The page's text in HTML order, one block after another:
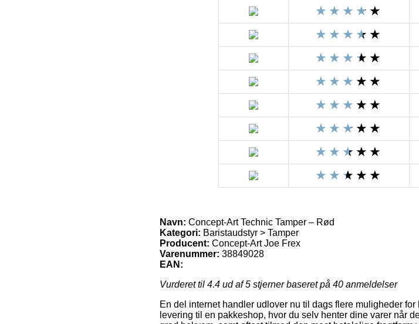
Navn: Concept-Art Technic Tamper – Rød
Kategori: Baristaudstyr > Tamper
Producent: Concept-Art Joe Frex
Varenummer: 38849028
EAN:
Vurderet til 4.4 ud af 5 stjerner baseret på 40 anmeldelser
En del internet handler udlover nu til dags flere muligheder
levering til en pakkeshop, hvor du selv henter dine varer når